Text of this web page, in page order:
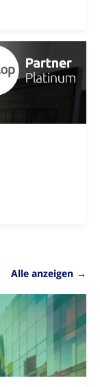
Alle anzeigen →